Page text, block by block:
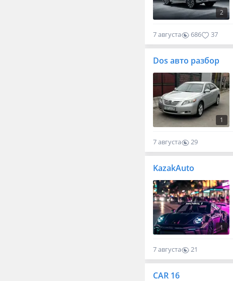
2
7 августа 686 37
Dos авто разбор
1
7 августа
29
0
KazakAuto
1
7 августа
21
0
CAR 16